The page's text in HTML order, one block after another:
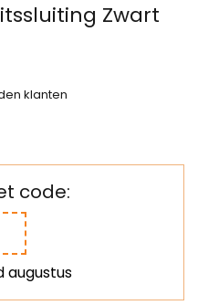
Zwart
klanten
code:
augustus